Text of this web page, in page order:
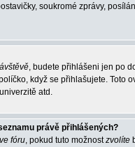
soukromé zprávy,
, budete přihlášeni jen po
když se přihlašujete. Toto
atd.
právě přihlášených?
fóru, pokud tuto možnostzvolíte